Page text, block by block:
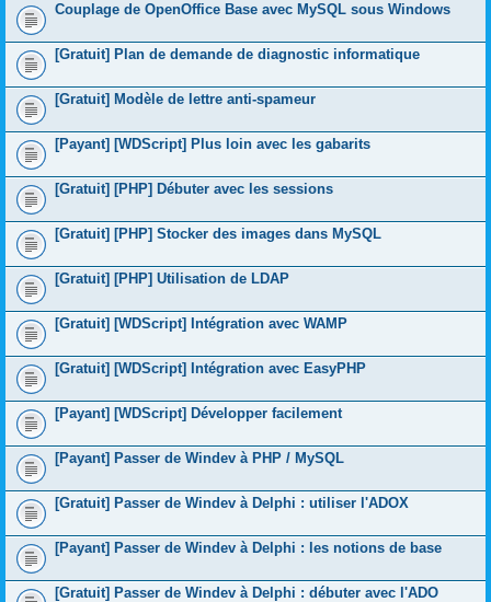
Couplage de OpenOffice Base avec MySQL sous Windows
[Gratuit] Plan de demande de diagnostic informatique
[Gratuit] Modèle de lettre anti-spameur
[Payant] [WDScript] Plus loin avec les gabarits
[Gratuit] [PHP] Débuter avec les sessions
[Gratuit] [PHP] Stocker des images dans MySQL
[Gratuit] [PHP] Utilisation de LDAP
[Gratuit] [WDScript] Intégration avec WAMP
[Gratuit] [WDScript] Intégration avec EasyPHP
[Payant] [WDScript] Développer facilement
[Payant] Passer de Windev à PHP / MySQL
[Gratuit] Passer de Windev à Delphi : utiliser l'ADOX
[Payant] Passer de Windev à Delphi : les notions de base
[Gratuit] Passer de Windev à Delphi : débuter avec l'ADO